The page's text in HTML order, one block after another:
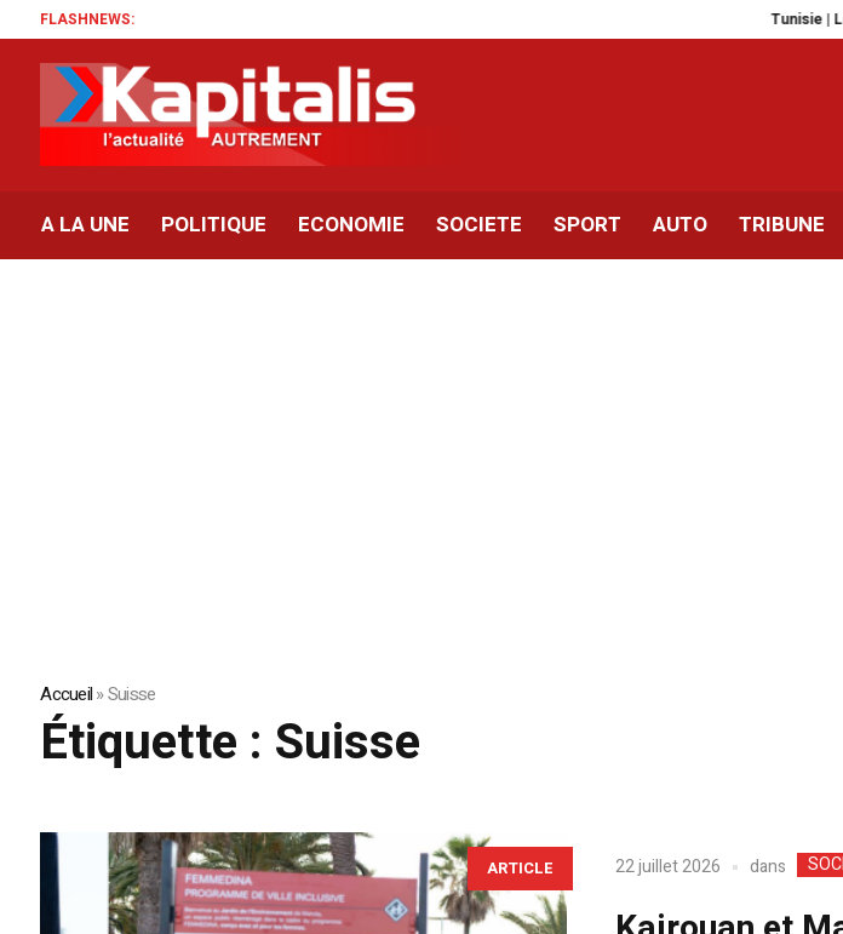
FLASHNEWS: Tunisie | Les coupures
A LA UNE POLITIQUE ECONOMIE SOCIETE SPORT AUTO TRIBUNE
Accueil»Suisse
Étiquette : Suisse
ARTICLE 22 juillet 2026 dans